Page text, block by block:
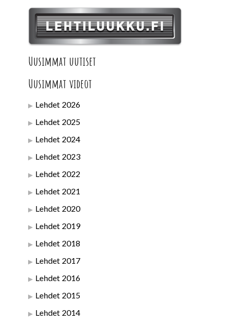
Uusimmat uutiset
Uusimmat videot
Lehdet 2026
Lehdet 2025
Lehdet 2024
Lehdet 2023
Lehdet 2022
Lehdet 2021
Lehdet 2020
Lehdet 2019
Lehdet 2018
Lehdet 2017
Lehdet 2016
Lehdet 2015
Lehdet 2014